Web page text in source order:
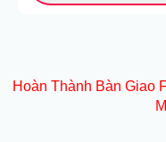
Hoàn Thành Bàn Giao